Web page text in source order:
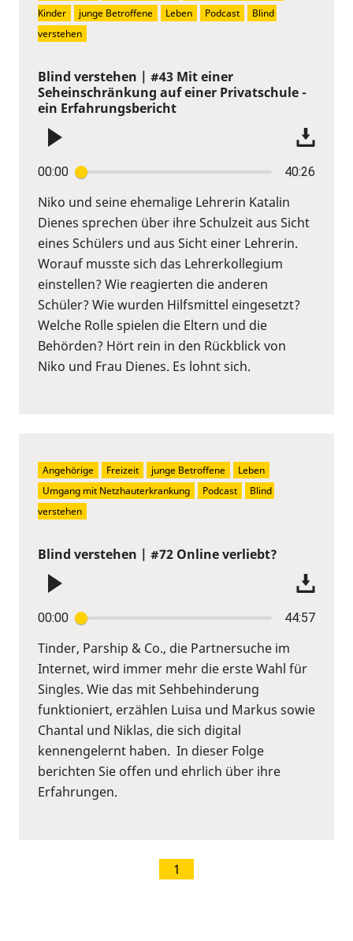
Blind verstehen | #43 Mit einer
Seheinschränkung auf einer Privatschule -
ein Erfahrungsbericht
00:00 40:26
Niko und seine ehemalige Lehrerin Katalin
Dienes sprechen über ihre Schulzeit aus Sicht
eines Schülers und aus Sicht einer Lehrerin.
Worauf musste sich das Lehrerkollegium
einstellen? Wie reagierten die anderen
Schüler? Wie wurden Hilfsmittel eingesetzt?
Welche Rolle spielen die Eltern und die
Behörden? Hört rein in den Rückblick von
Niko und Frau Dienes. Es lohnt sich.
Kinder junge Betroffene Leben Podcast
Blind
verstehen
Blind verstehen | #72 Online verliebt?
00:00 44:57
Tinder, Parship & Co., die Partnersuche im
Internet, wird immer mehr die erste Wahl für
Singles. Wie das mit Sehbehinderung
funktioniert, erzählen Luisa und Markus sowie
Chantal und Niklas, die sich digital
kennengelernt haben. In dieser Folge
berichten Sie offen und ehrlich über ihre
Erfahrungen.
Angehörige Freizeit junge Betroffene
Leben
Umgang mit Netzhauterkrankung
Podcast
Blind
verstehen
1